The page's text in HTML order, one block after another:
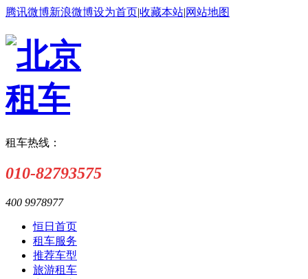
腾讯微博新浪微博设为首页|收藏本站|网站地图
租车热线：
010-82793575
400 9978977
恒日首页
租车服务
推荐车型
旅游租车